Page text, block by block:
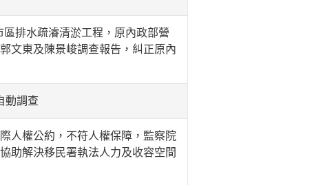
排水疏濬清淤工程，原內政部營
文東及陳景峻調查報告，糾正原內
動調查
人權公約，不符人權保障，監察院
助解決移民署執法人力及收容空間